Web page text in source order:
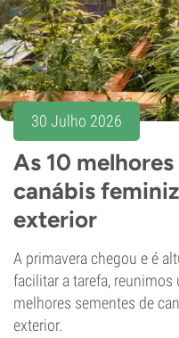
30 Julho 2026
As 10
canábis
exterior
A primavera chegou e é
facilitar a tarefa,
melhores sementes de
exterior.